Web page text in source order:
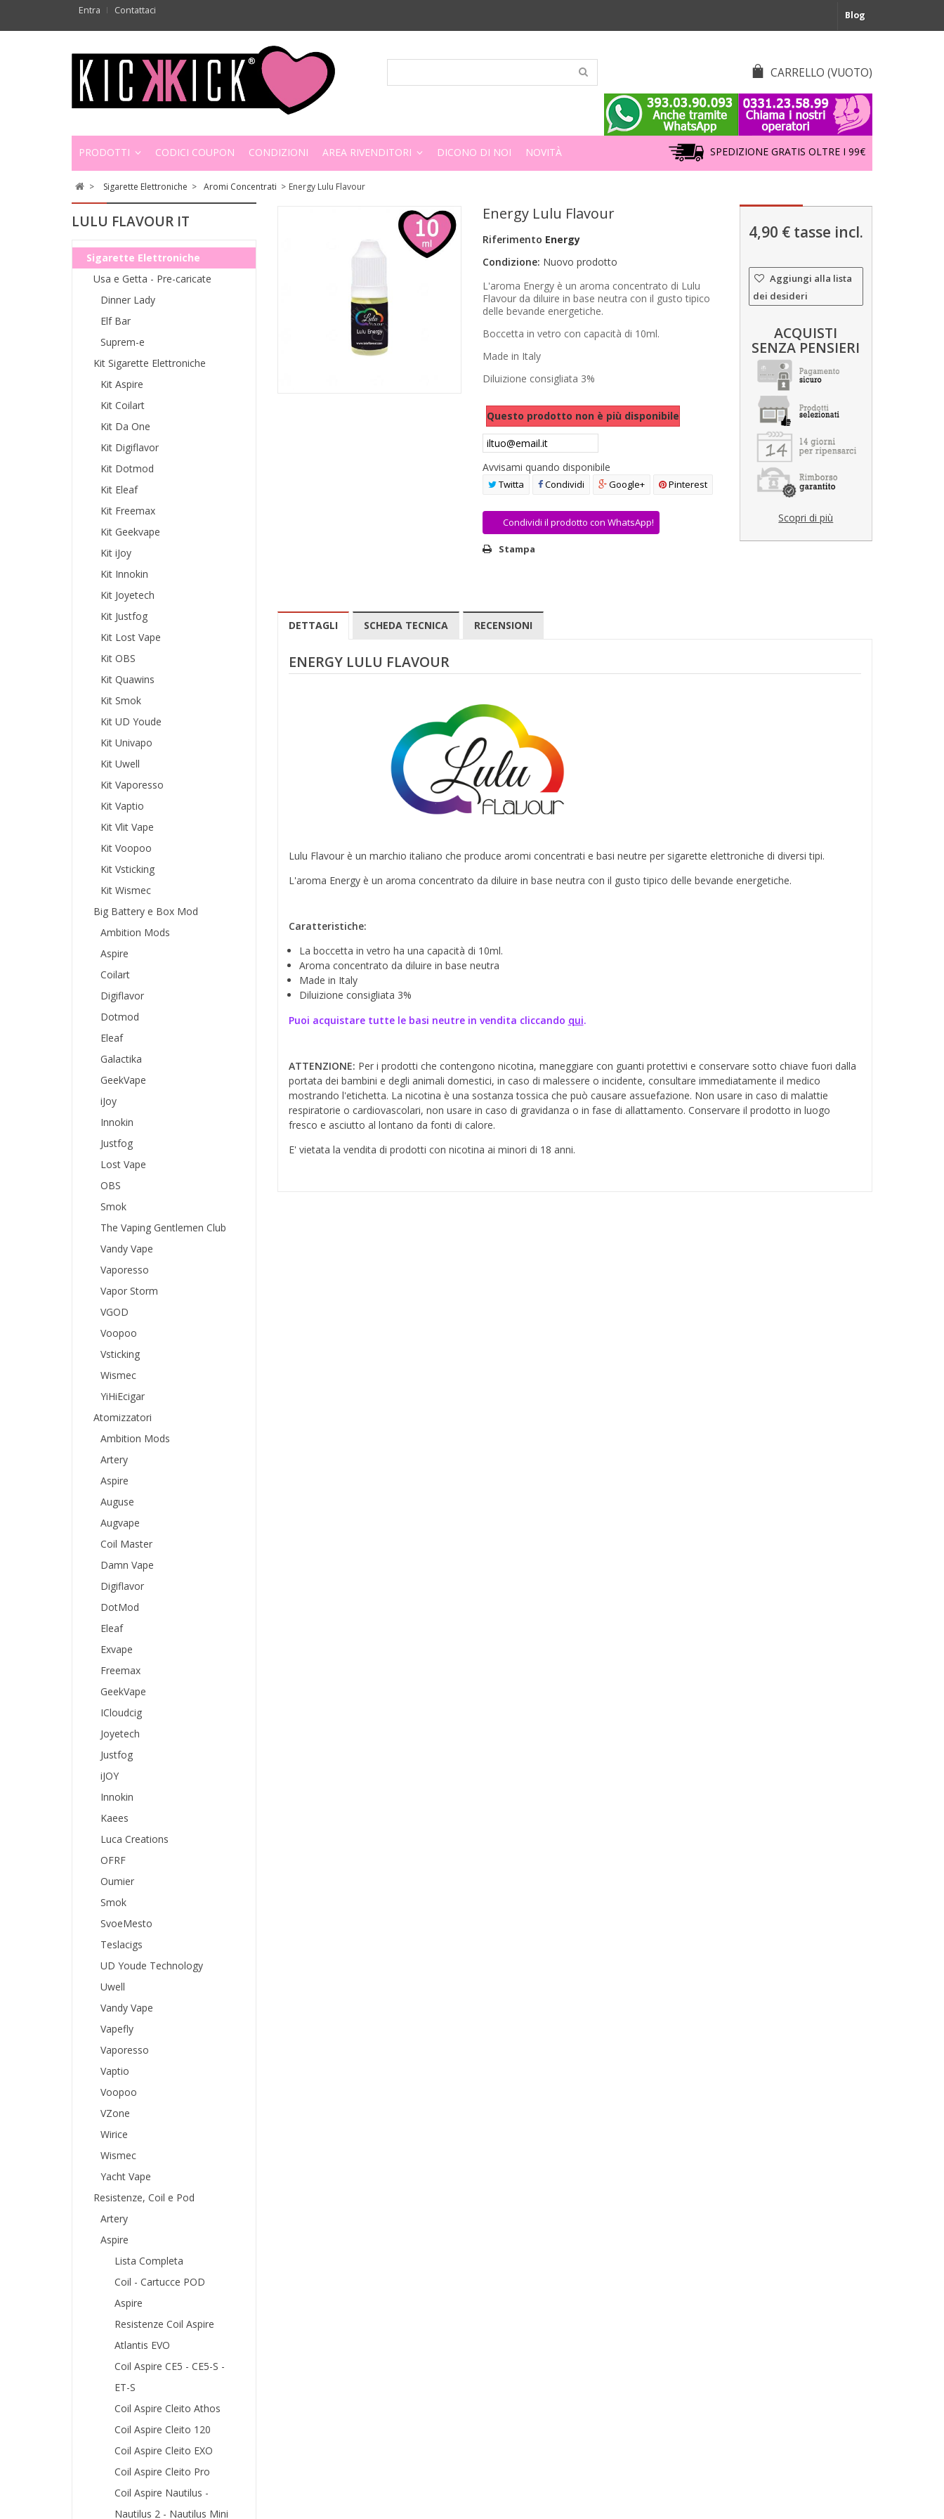
Entra Contattaci Blog
CARRELLO (VUOTO)
PRODOTTI CODICI COUPON CONDIZIONI AREA RIVENDITORI DICONO DI NOI NOVITÀ SPEDIZIONE GRATIS OLTRE I 99€
> Sigarette Elettroniche > Aromi Concentrati > Energy Lulu Flavour
LULU FLAVOUR IT
Sigarette Elettroniche
Usa e Getta - Pre-caricate
Dinner Lady
Elf Bar
Suprem-e
Kit Sigarette Elettroniche
Kit Aspire
Kit Coilart
Kit Da One
Kit Digiflavor
Kit Dotmod
Kit Eleaf
Kit Freemax
Kit Geekvape
Kit iJoy
Kit Innokin
Kit Joyetech
Kit Justfog
Kit Lost Vape
Kit OBS
Kit Quawins
Kit Smok
Kit UD Youde
Kit Univapo
Kit Uwell
Kit Vaporesso
Kit Vaptio
Kit Vlit Vape
Kit Voopoo
Kit Vsticking
Kit Wismec
Big Battery e Box Mod
Ambition Mods
Aspire
Coilart
Digiflavor
Dotmod
Eleaf
Galactika
GeekVape
iJoy
Innokin
Justfog
Lost Vape
OBS
Smok
The Vaping Gentlemen Club
Vandy Vape
Vaporesso
Vapor Storm
VGOD
Voopoo
Vsticking
Wismec
YiHiEcigar
Atomizzatori
Ambition Mods
Artery
Aspire
Auguse
Augvape
Coil Master
Damn Vape
Digiflavor
DotMod
Eleaf
Exvape
Freemax
GeekVape
ICloudcig
Joyetech
Justfog
iJOY
Innokin
Kaees
Luca Creations
OFRF
Oumier
Smok
SvoeMesto
Teslacigs
UD Youde Technology
Uwell
Vandy Vape
Vapefly
Vaporesso
Vaptio
Voopoo
VZone
Wirice
Wismec
Yacht Vape
Resistenze, Coil e Pod
Artery
Aspire
Lista Completa
Coil - Cartucce POD
Aspire
Resistenze Coil Aspire
Atlantis EVO
Coil Aspire CE5 - CE5-S -
ET-S
Coil Aspire Cleito Athos
Coil Aspire Cleito 120
Coil Aspire Cleito EXO
Coil Aspire Cleito Pro
Coil Aspire Nautilus -
Nautilus 2 - Nautilus Mini
Energy Lulu Flavour
Riferimento Energy
Condizione: Nuovo prodotto
L'aroma Energy è un aroma concentrato di Lulu
Flavour da diluire in base neutra con il gusto tipico
delle bevande energetiche.
Boccetta in vetro con capacità di 10ml.
Made in Italy
Diluizione consigliata 3%
Questo prodotto non è più disponibile
Avvisami quando disponibile
Twitta Condividi Google+ Pinterest
Condividi il prodotto con WhatsApp!
Stampa
4,90 €tasse incl.
Aggiungi alla lista
dei desideri
ACQUISTI
SENZA PENSIERI
Scopri di più
DETTAGLI SCHEDA TECNICA RECENSIONI
ENERGY LULU FLAVOUR
Lulu Flavour è un marchio italiano che produce aromi concentrati e basi neutre per sigarette elettroniche di diversi tipi.
L'aroma Energy è un aroma concentrato da diluire in base neutra con il gusto tipico delle bevande energetiche.
Caratteristiche:
La boccetta in vetro ha una capacità di 10ml.
Aroma concentrato da diluire in base neutra
Made in Italy
Diluizione consigliata 3%
Puoi acquistare tutte le basi neutre in vendita cliccando qui.
ATTENZIONE: Per i prodotti che contengono nicotina, maneggiare con guanti protettivi e conservare sotto chiave fuori dalla
portata dei bambini e degli animali domestici, in caso di malessere o incidente, consultare immediatamente il medico
mostrando l'etichetta. La nicotina è una sostanza tossica che può causare assuefazione. Non usare in caso di malattie
respiratorie o cardiovascolari, non usare in caso di gravidanza o in fase di allattamento. Conservare il prodotto in luogo
fresco e asciutto al lontano da fonti di calore.
E' vietata la vendita di prodotti con nicotina ai minori di 18 anni.